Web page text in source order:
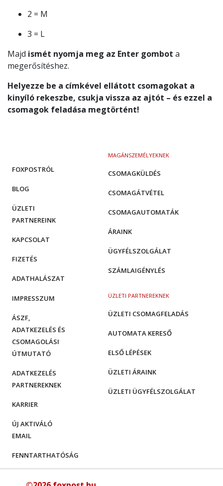
2 = M
3 = L
Majd ismét nyomja meg az Enter gombot a
megerősítéshez.
Helyezze be a címkével ellátott csomagokat a
kinyíló rekeszbe, csukja vissza az ajtót – és ezzel a
csomagok feladása megtörtént!
MAGÁNSZEMÉLYEKNEK
CSOMAGKÜLDÉS
CSOMAGÁTVÉTEL
CSOMAGAUTOMATÁK
ÁRAINK
ÜGYFÉLSZOLGÁLAT
SZÁMLAIGÉNYLÉS
ÜZLETI PARTNEREKNEK
ÜZLETI CSOMAGFELADÁS
AUTOMATA KERESŐ
ELSŐ LÉPÉSEK
ÜZLETI ÁRAINK
ÜZLETI ÜGYFÉLSZOLGÁLAT
FOXPOSTRÓL
BLOG
ÜZLETI
PARTNEREINK
KAPCSOLAT
FIZETÉS
ADATHALÁSZAT
IMPRESSZUM
ÁSZF,
ADATKEZELÉS ÉS
CSOMAGOLÁSI
ÚTMUTATÓ
ADATKEZELÉS
PARTNEREKNEK
KARRIER
ÚJ AKTIVÁLÓ
EMAIL
FENNTARTHATÓSÁG